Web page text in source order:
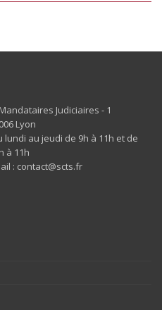
Judiciaires - 1
Lyon
au jeudi de 9h à 11h et de
à 11h
: contact@scts.fr